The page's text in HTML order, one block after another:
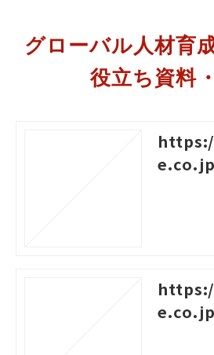
グローバル人材育
役立ち資料